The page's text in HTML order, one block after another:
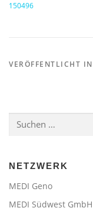
150496
VERÖFFENTLICHT IN
nach:
NETZWERK
MEDI Geno
MEDI Südwest GmbH